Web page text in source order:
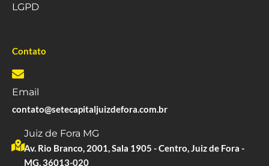
LGPD
Contato
Email
contato@setecapitaljuizdefora.com.br
Juiz de Fora MG
Av. Rio Branco, 2001, Sala 1905 - Centro, Juiz de Fora -
MG, 36013-020